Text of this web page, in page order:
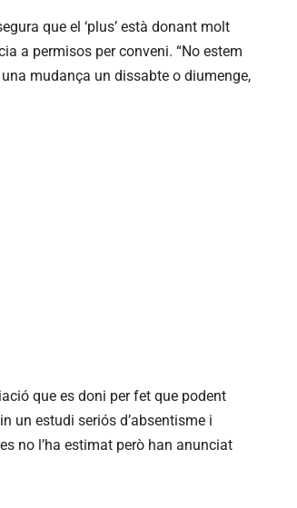
que el ‘plus’ està donant molt
a permisos per conveni. “No estem
mudança un dissabte o diumenge,
que es doni per fet que podent
un estudi seriós d’absentisme i
no l’ha estimat però han anunciat